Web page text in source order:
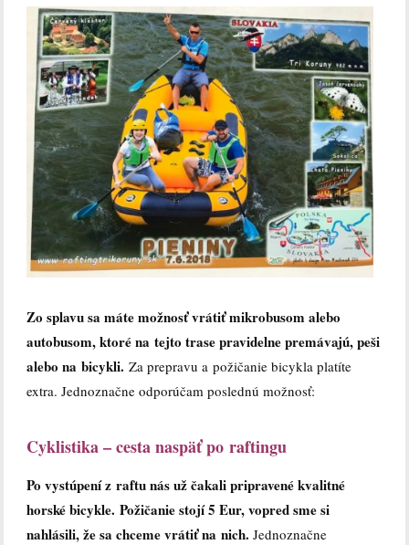
Zo splavu sa máte možnosť vrátiť mikrobusom alebo
autobusom, ktoré na tejto trase pravidelne premávajú, peši
alebo na bicykli. Za prepravu a požičanie bicykla platíte
extra. Jednoznačne odporúčam poslednú možnosť:
Cyklistika – cesta naspäť po raftingu
Po vystúpení z raftu nás už čakali pripravené kvalitné
horské bicykle. Požičanie stojí 5 Eur, vopred sme si
nahlásili, že sa chceme vrátiť na nich. Jednoznačne